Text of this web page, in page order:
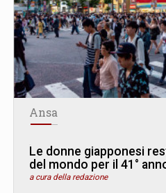
Ansa
Le donne giapponesi
del mondo per il 41°
a cura della redazione